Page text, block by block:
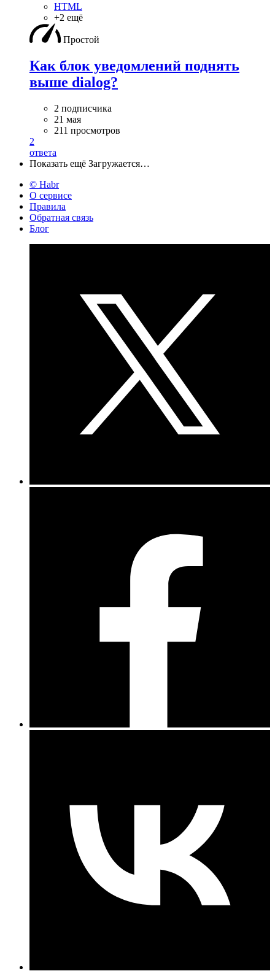
HTML
+2 ещё
Простой
Как блок уведомлений поднять
выше dialog?
2 подписчика
21 мая
211 просмотров
2
ответа
Показать ещё Загружается…
© Habr
О сервисе
Правила
Обратная связь
Блог